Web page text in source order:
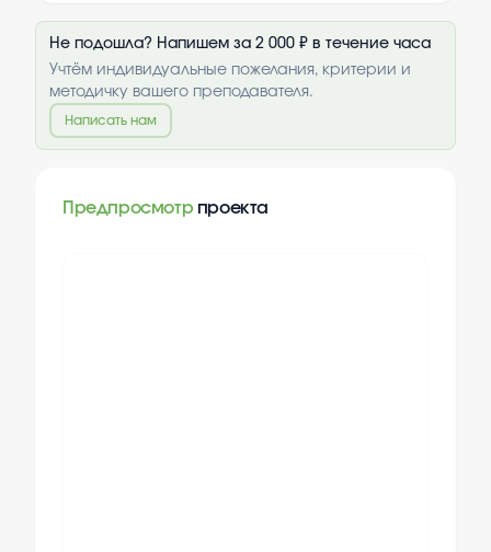
Не подошла? Напишем за 2 000 ₽ в течение часа
Учтём индивидуальные пожелания, критерии и
методичку вашего преподавателя.
Написать нам
Предпросмотр проекта